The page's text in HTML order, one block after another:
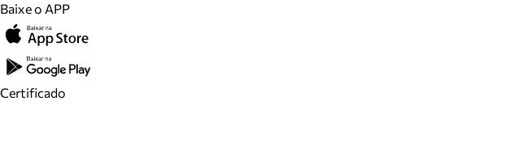
Baixe o APP
Certificado